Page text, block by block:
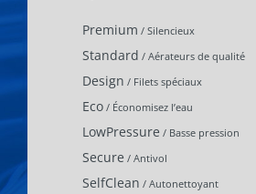
Premium / Silencieux
Standard / Aérateurs de qualité
Design / Filets spéciaux
Eco / Économisez l’eau
LowPressure / Basse pression
Secure / Antivol
SelfClean / Autonettoyant